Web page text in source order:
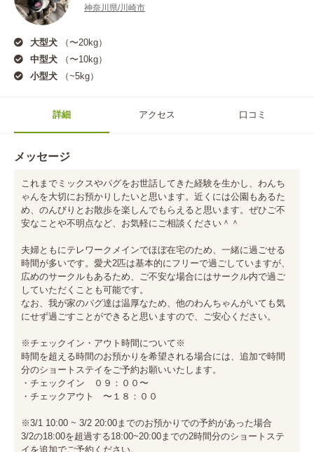
神奈川県/川崎市
大型犬
（〜20kg）
中型犬
（〜10kg）
小型犬
（~5kg）
詳細 アクセス 口コミ
メッセージ
これまでミックスやパグをお世話してきた経験を生かし、わんち
ゃんを大切にお預かりしたいと思います。近くには公園もあるた
め、のんびりとお散歩を楽しんでもらえると思います。ぜひご不
安なことや不明点など、お気軽にご相談ください＾＾
夫婦ともにテレワークメインでほぼ在宅のため、一緒に過ごせる
時間が多いです。愛犬2匹は基本的にフリーで過ごしていますが、
広めのサークルもあるため、ご不安な場合にはサークル内で過ご
していただくことも可能です。
なお、我が家のパグ達は温厚なため、他のわんちゃんがいても気
にせず過ごすことができると思いますので、ご安心ください。
※チェックイン・アウト時間について※
時間を超える時間のお預かりを希望される場合には、追加で時間
分のショートステイをご予約お願いいたします。
・チェックイン　０９：００〜
・チェックアウト　〜１８：００
※3/1 10:00 ~ 3/2 20:00までのお預かりでの予約があった場合
3/2の18:00を超過する18:00~20:00までの2時間分のショートステ
イを追加でご予約ください。